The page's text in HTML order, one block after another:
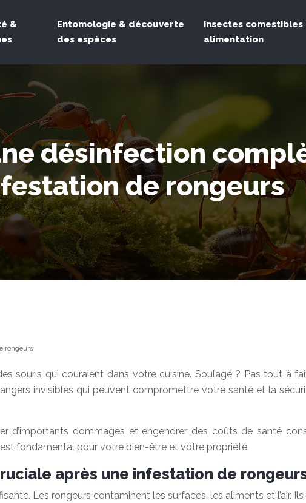
&
Entomologie & découverte
des espèces
Insectes comestibles
alimentation
désinfection
de rongeurs
rongeurs
souris qui couraient dans votre cuisine. Soulagé ? Pas tout à
invisibles qui peuvent compromettre votre santé et la
d’importants dommages et engendrer des coûts de santé
fondamental pour votre bien-être et votre propriété.
après une infestation de
Les rongeurs contaminent les surfaces, les aliments et l’air.